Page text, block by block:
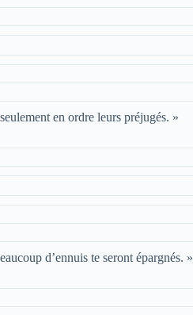
en ordre leurs préjugés. »
d’ennuis te seront épargnés. »